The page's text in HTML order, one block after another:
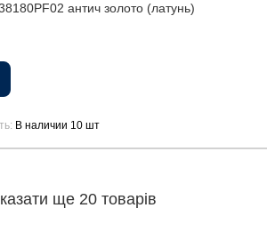
антич золото (латунь)
В наличии 10 шт
ще 20 товарів